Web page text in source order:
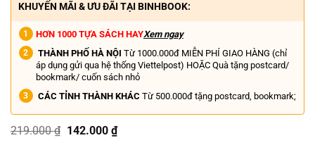
KHUYẾN MÃI & ƯU ĐÃI TẠI BINHBOOK:
HƠN 1000 TỰA SÁCH HAYXem ngay
THÀNH PHỐ HÀ NỘI Từ 1000.000đ MIỄN PHÍ GIAO HÀNG (chỉ
áp dụng gửi qua hệ thống Viettelpost) HOẶC Quà tặng postcard/
bookmark/ cuốn sách nhỏ
CÁC TỈNH THÀNH KHÁC Từ 500.000đ tặng postcard, bookmark;
219.000₫ Giá
142.000 ₫Giá